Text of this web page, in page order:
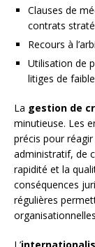
Clauses de
contrats
Recours à
Utilisation de
litiges de
La gestion de
minutieuse. Les
précis pour
administratif, de
rapidité et la
conséquences
régulières